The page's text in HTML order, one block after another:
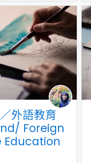
外語教育
Foreign
Education